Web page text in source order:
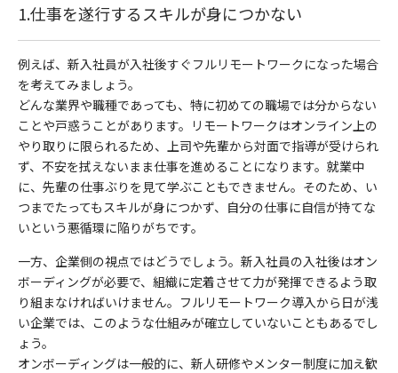
1.仕事を遂行するスキルが身につかない
例えば、新入社員が入社後すぐフルリモートワークになった場合
を考えてみましょう。
どんな業界や職種であっても、特に初めての職場では分からない
ことや戸惑うことがあります。リモートワークはオンライン上の
やり取りに限られるため、上司や先輩から対面で指導が受けられ
ず、不安を拭えないまま仕事を進めることになります。就業中
に、先輩の仕事ぶりを見て学ぶこともできません。そのため、い
つまでたってもスキルが身につかず、自分の仕事に自信が持てな
いという悪循環に陥りがちです。
一方、企業側の視点ではどうでしょう。新入社員の入社後はオン
ボーディングが必要で、組織に定着させて力が発揮できるよう取
り組まなければいけません。フルリモートワーク導入から日が浅
い企業では、このような仕組みが確立していないこともあるでし
ょう。
オンボーディングは一般的に、新人研修やメンター制度に加え歓